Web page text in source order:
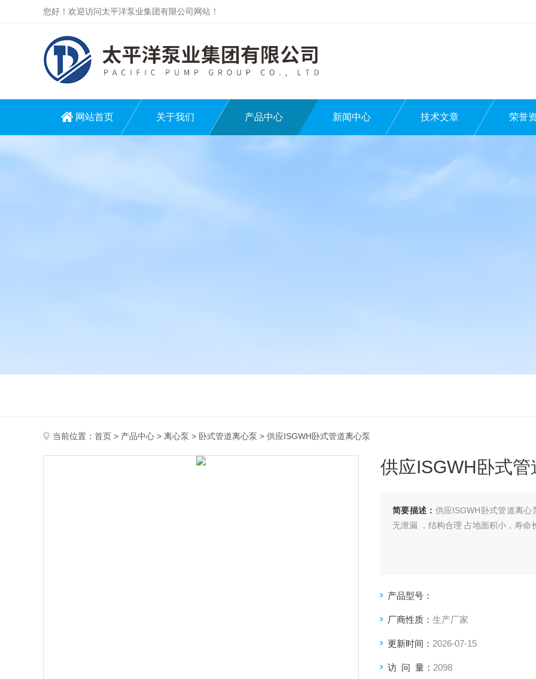
您好！欢迎访问太平洋泵业集团有限公司网站！
网站首页 关于我们 产品中心 新闻中心 技术文章 荣誉
当前位置： 首页 > 产品中心 > 离心泵 > 卧式管道离心泵 > 供应ISGWH卧式管道离心泵
供应ISGWH卧式管
简要描述： 供应ISGWH卧式管道离
无泄漏 ，结构合理 占地面积小，寿命
产品型号：
厂商性质： 生产厂家
更新时间： 2026-07-15
访 问 量： 2098